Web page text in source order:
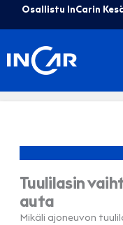
Osallistu InCarin
Tuulilasin
auta
Mikäli ajoneuvon